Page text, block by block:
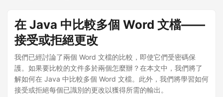
在 Java 中比較多個 Word 文檔——
接受或拒絕更改
我們已經討論了兩個 Word 文檔的比較，即使它們受密碼保
護。如果要比較的文件多於兩個怎麼辦？在本文中，我們將了
解如何在 Java 中比較多個 Word 文檔。此外，我們將學習如何
接受或拒絕每個已識別的更改以獲得所需的輸出。